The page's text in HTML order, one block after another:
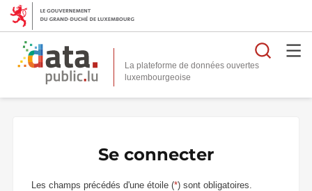
La plateforme de données ouvertes
Se connecter
Les champs précédés d'une étoile (*) sont obligatoires.